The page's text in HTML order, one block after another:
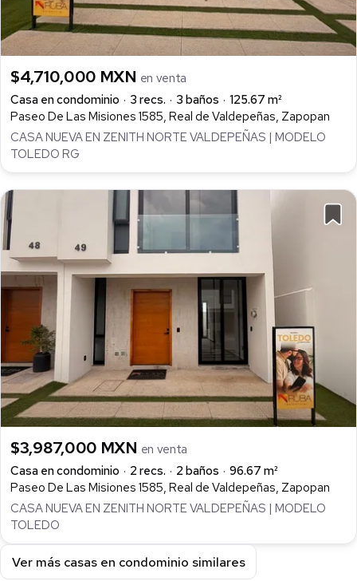
$4,710,000 MXN en venta
Casa en condominio
3 recs. 3 baños
125.67 m²
Paseo De Las Misiones 1585, Real de Valdepeñas, Zapopan
CASA NUEVA EN ZENITH NORTE VALDEPEÑAS | MODELO
TOLEDO RG
$3,987,000 MXN en venta
Casa en condominio
2 recs. 2 baños
96.67 m²
Paseo De Las Misiones 1585, Real de Valdepeñas, Zapopan
CASA NUEVA EN ZENITH NORTE VALDEPEÑAS | MODELO
TOLEDO
Ver más casas en condominio similares